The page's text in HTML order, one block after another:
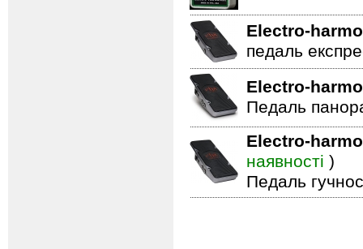
Electro-
педаль
Electro-
Педаль
Electro-
наявності )
Педаль